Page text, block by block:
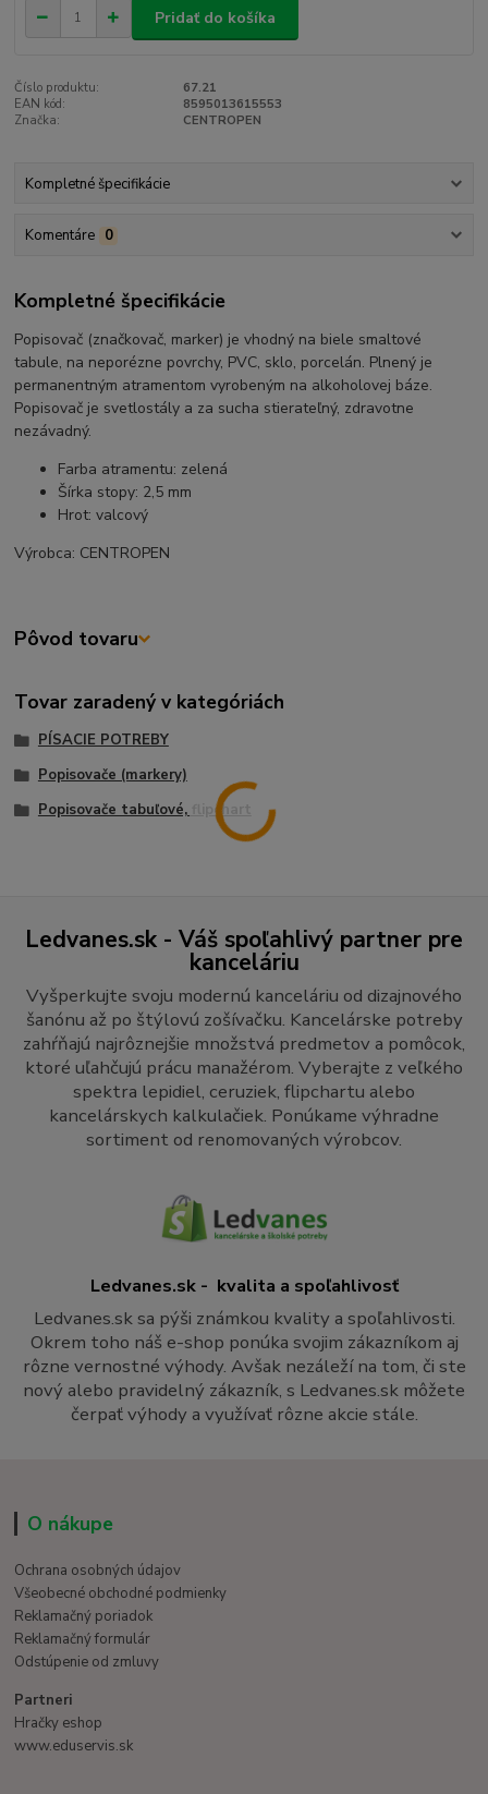
Pridať do košíka
Číslo produktu:
67.21
EAN kód:
8595013615553
Značka:
CENTROPEN
Kompletné špecifikácie
Komentáre 0
Kompletné špecifikácie
Popisovač (značkovač, marker) je vhodný na biele smaltové
tabule, na neporézne povrchy, PVC, sklo, porcelán. Plnený je
permanentným atramentom vyrobeným na alkoholovej báze.
Popisovač je svetlostály a za sucha stierateľný, zdravotne
nezávadný.
Farba atramentu: zelená
Šírka stopy: 2,5 mm
Hrot: valcový
Výrobca: CENTROPEN
Pôvod tovaru
Tovar zaradený v kategóriách
PÍSACIE POTREBY
Popisovače (markery)
Popisovače tabuľové, flipchart
Ledvanes.sk - Váš spoľahlivý partner pre
kanceláriu
Vyšperkujte svoju modernú kanceláriu od dizajnového
šanónu až po štýlovú zošívačku. Kancelárske potreby
zahŕňajú najrôznejšie množstvá predmetov a pomôcok,
ktoré uľahčujú prácu manažérom. Vyberajte z veľkého
spektra lepidiel, ceruziek, flipchartu alebo
kancelárskych kalkulačiek. Ponúkame výhradne
sortiment od renomovaných výrobcov.
Ledvanes.sk - kvalita a spoľahlivosť
Ledvanes.sk sa pýši známkou kvality a spoľahlivosti.
Okrem toho náš e-shop ponúka svojim zákazníkom aj
rôzne vernostné výhody. Avšak nezáleží na tom, či ste
nový alebo pravidelný zákazník, s Ledvanes.sk môžete
čerpať výhody a využívať rôzne akcie stále.
O nákupe
Ochrana osobných údajov
Všeobecné obchodné podmienky
Reklamačný poriadok
Reklamačný formulár
Odstúpenie od zmluvy
Partneri
Hračky eshop
www.eduservis.sk